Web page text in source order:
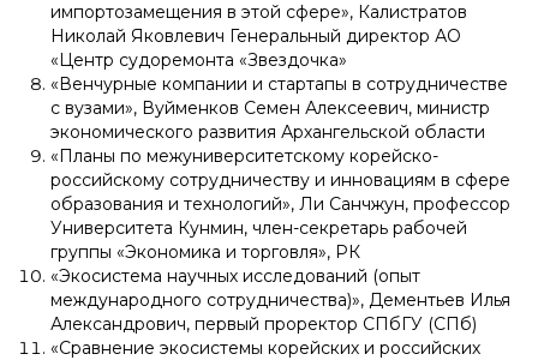
импортозамещения в этой сфере», Калистратов
Николай Яковлевич Генеральный директор АО
«Центр судоремонта «Звездочка»
«Венчурные компании и стартапы в сотрудничестве
с вузами», Вуйменков Семен Алексеевич, министр
экономического развития Архангельской области
«Планы по межуниверситетскому корейско-
российскому сотрудничеству и инновациям в сфере
образования и технологий», Ли Санчжун, профессор
Университета Кунмин, член-секретарь рабочей
группы «Экономика и торговля», РК
«Экосистема научных исследований (опыт
международного сотрудничества)», Дементьев Илья
Александрович, первый проректор СПбГУ (СПб)
«Сравнение экосистемы корейских и российских